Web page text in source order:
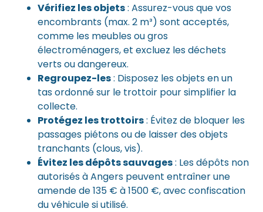
Vérifiez les objets: Assurez-vous que vos
encombrants (max. 2 m³) sont acceptés,
comme les meubles ou gros
électroménagers, et excluez les déchets
verts ou dangereux.
Regroupez-les: Disposez les objets en un
tas ordonné sur le trottoir pour simplifier la
collecte.
Protégez les trottoirs: Évitez de bloquer les
passages piétons ou de laisser des objets
tranchants (clous, vis).
Évitez les dépôts sauvages: Les dépôts non
autorisés à Angers peuvent entraîner une
amende de 135 € à 1500 €, avec confiscation
du véhicule si utilisé.